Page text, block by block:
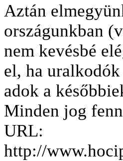
Aztán
országunkban
nem kevésbé
el, ha
adok a
Minden jog
URL:
http://